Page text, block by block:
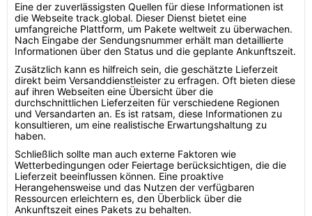
Eine der zuverlässigsten Quellen für diese Informationen ist
die Webseite track.global. Dieser Dienst bietet eine
umfangreiche Plattform, um Pakete weltweit zu überwachen.
Nach Eingabe der Sendungsnummer erhält man detaillierte
Informationen über den Status und die geplante Ankunftszeit.
Zusätzlich kann es hilfreich sein, die geschätzte Lieferzeit
direkt beim Versanddienstleister zu erfragen. Oft bieten diese
auf ihren Webseiten eine Übersicht über die
durchschnittlichen Lieferzeiten für verschiedene Regionen
und Versandarten an. Es ist ratsam, diese Informationen zu
konsultieren, um eine realistische Erwartungshaltung zu
haben.
Schließlich sollte man auch externe Faktoren wie
Wetterbedingungen oder Feiertage berücksichtigen, die die
Lieferzeit beeinflussen können. Eine proaktive
Herangehensweise und das Nutzen der verfügbaren
Ressourcen erleichtern es, den Überblick über die
Ankunftszeit eines Pakets zu behalten.